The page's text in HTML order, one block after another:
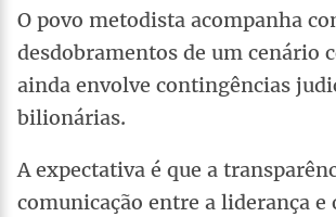
O povo metodista acompanha
desdobramentos de um cenário
ainda envolve contingências
bilionárias.
A expectativa é que a
comunicação entre a liderança e